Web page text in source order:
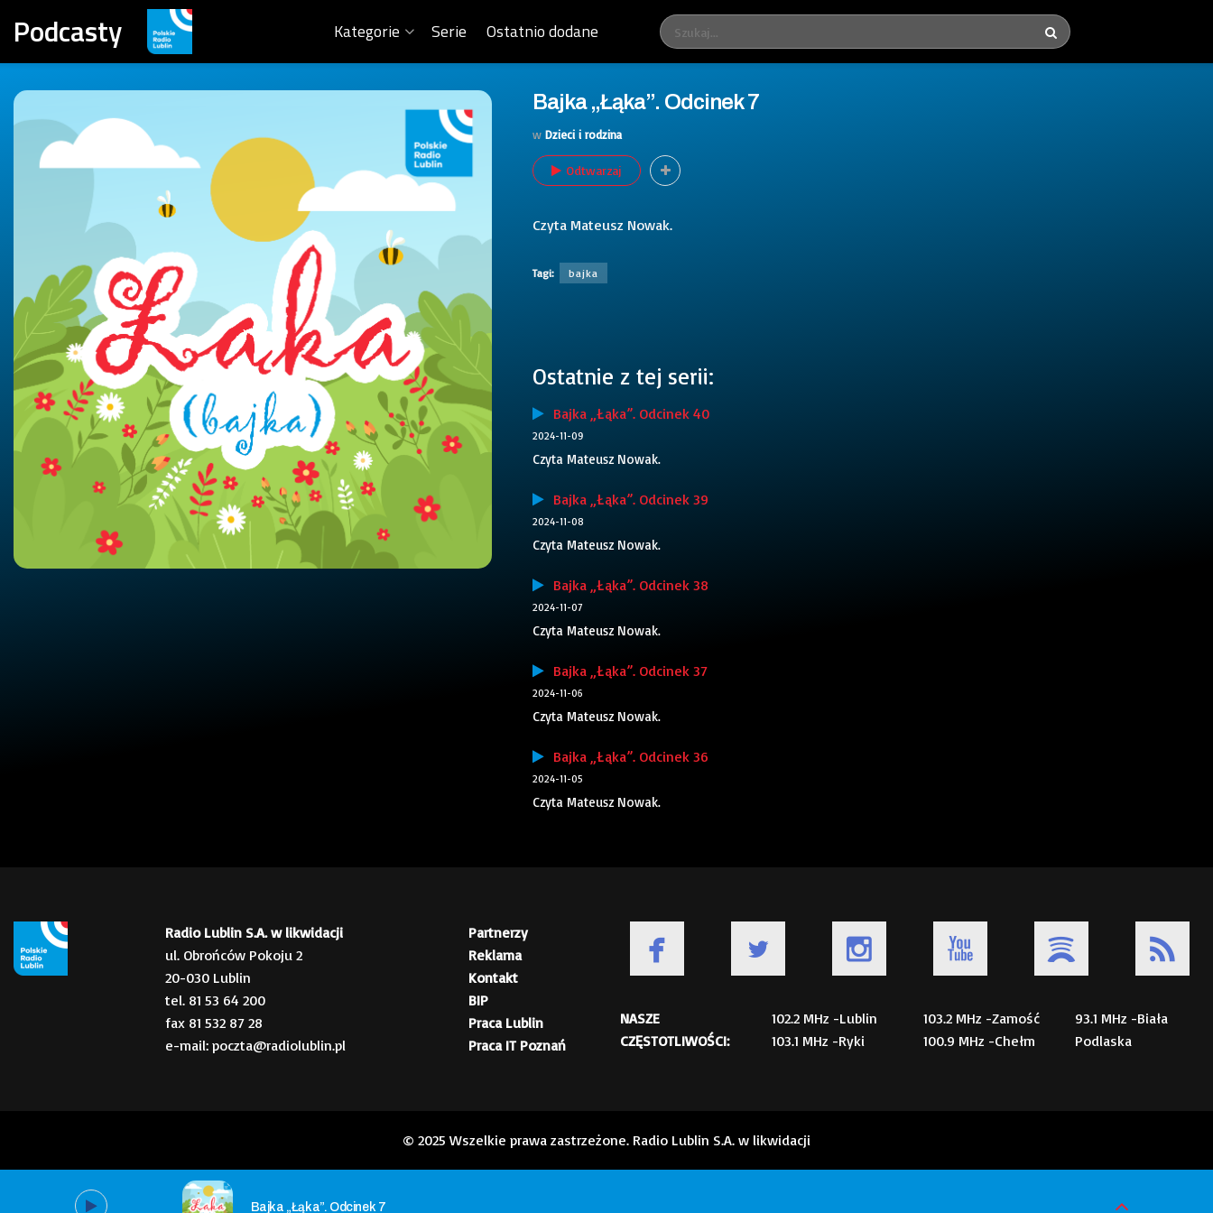
Podcasty Kategorie Serie Ostatnio dodane
Bajka „Łąka”. Odcinek 7
w Dzieci i rodzina
Odtwarzaj
Czyta Mateusz Nowak.
Tagi: bajka
Ostatnie z tej serii:
Bajka „Łąka”. Odcinek 40
2024-11-09
Czyta Mateusz Nowak.
Bajka „Łąka”. Odcinek 39
2024-11-08
Czyta Mateusz Nowak.
Bajka „Łąka”. Odcinek 38
2024-11-07
Czyta Mateusz Nowak.
Bajka „Łąka”. Odcinek 37
2024-11-06
Czyta Mateusz Nowak.
Bajka „Łąka”. Odcinek 36
2024-11-05
Czyta Mateusz Nowak.
Radio Lublin S.A. w likwidacji
ul. Obrońców Pokoju 2
20-030 Lublin
tel. 81 53 64 200
fax 81 532 87 28
e-mail: poczta@radiolublin.pl
Partnerzy
Reklama
Kontakt
BIP
Praca Lublin
Praca IT Poznań
NASZE
CZĘSTOTLIWOŚCI:
102.2 MHz -Lublin
103.1 MHz -Ryki
103.2 MHz -Zamość
100.9 MHz -Chełm
93.1 MHz -Biała
Podlaska
© 2025 Wszelkie prawa zastrzeżone. Radio Lublin S.A. w likwidacji
Bajka „Łąka”. Odcinek 7